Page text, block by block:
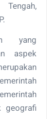
yang
aspek
geografi